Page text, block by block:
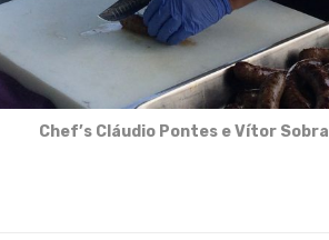
Chef’s Cláudio Pontes e Vítor Sobral